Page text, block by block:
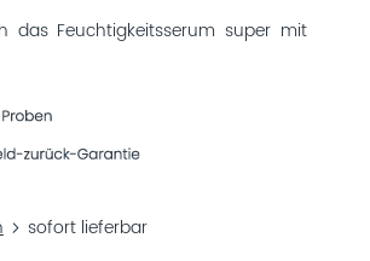
das Feuchtigkeitsserum super mit
sofort lieferbar